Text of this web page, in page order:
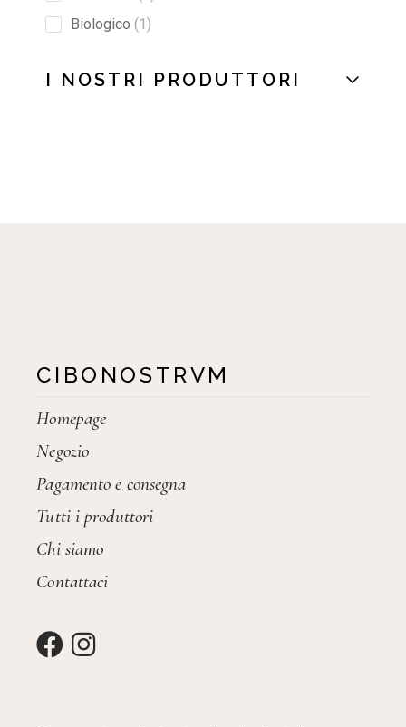
Biologico 1
I NOSTRI PRODUTTORI
CIBONOSTRVM
Homepage
Negozio
Pagamento e consegna
Tutti i produttori
Chi siamo
Contattaci